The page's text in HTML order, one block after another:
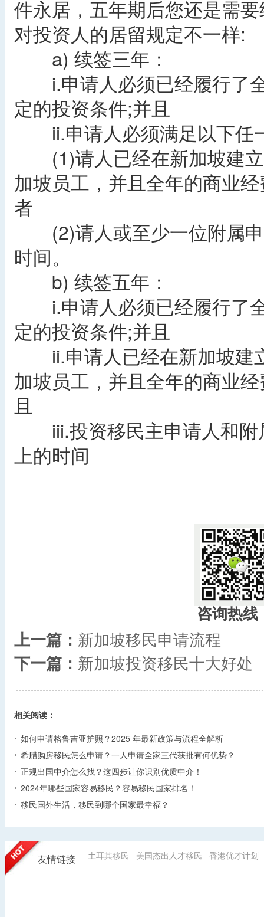
件永居，五年期后您还是需
对投资人的居留规定不一样:
a) 续签三年：
i.申请人必须已经履行了
定的投资条件;并且
ii.申请人必须满足以下任
(1)请人已经在新加坡建立
加坡员工，并且全年的商业
者
(2)请人或至少一位附属申
时间。
b) 续签五年：
i.申请人必须已经履行了
定的投资条件;并且
ii.申请人已经在新加坡建
加坡员工，并且全年的商业
且
iii.投资移民主申请人和附
上的时间
咨询热线
上一篇： 新加坡移民申请流程
下一篇： 新加坡投资移民十大好处
相关阅读：
如何申请格鲁吉亚护照？2025 年最新政策与流程全解析​
希腊购房移民怎么申请？一人申请全家三代获批有何优势？​
正规出国中介怎么找？这四步让你识别优质中介！
2024年哪些国家容易移民？容易移民国家排名！
移民国外生活，移民到哪个国家最幸福？
友情链接 土耳其移民 美国杰出人才移民 香港优才计划